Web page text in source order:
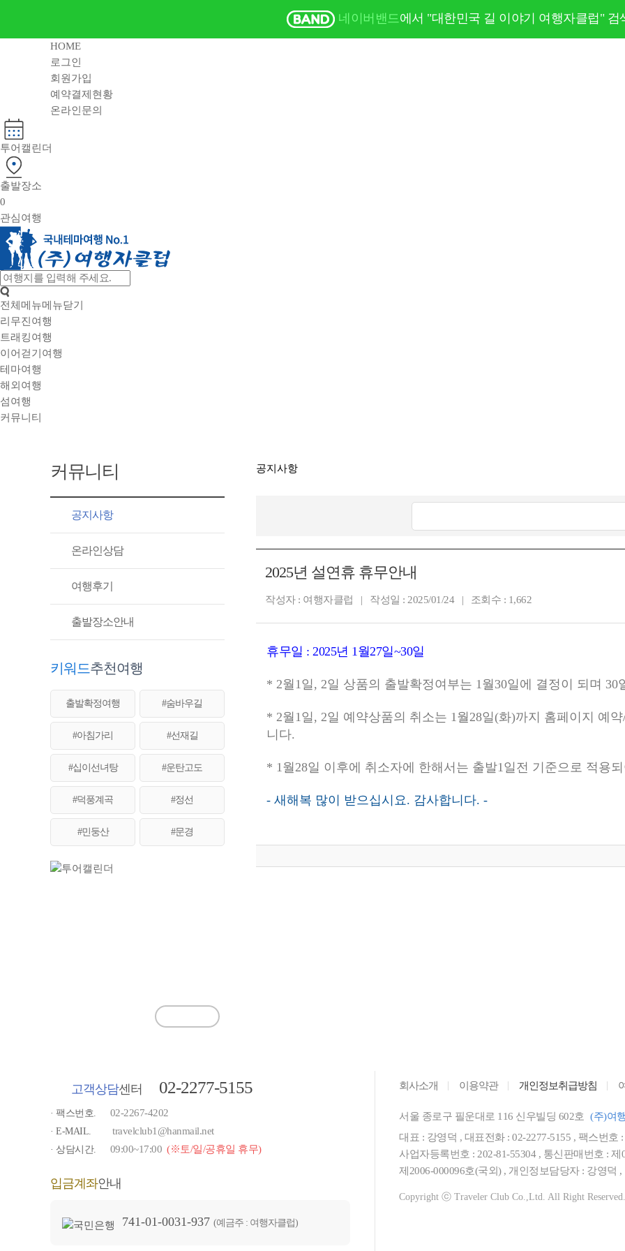
네이버밴드에서 "대한민국 길 이야기 여행자클럽" 검
HOME
로그인
회원가입
예약결제현황
온라인문의
투어캘린더
출발장소
0
관심여행
전체메뉴메뉴닫기
리무진여행
트래킹여행
이어걷기여행
테마여행
해외여행
섬여행
커뮤니티
커뮤니티
공지사항
온라인상담
여행후기
출발장소안내
키워드추천여행
출발확정여행 #숨바우길
#아침가리 #선재길
#십이선녀탕 #운탄고도
#덕풍계곡 #정선
#민둥산 #문경
공지사항
2025년 설연휴 휴무안내
작성자 : 여행자클럽 | 작성일 : 2025/01/24 | 조회수 : 1,662
휴무일 : 2025년 1월27일~30일
* 2월1일, 2일 상품의 출발확정여부는 1월30일에 결정이 되며
* 2월1일, 2일 예약상품의 취소는 1월28일(화)까지 홈페이지 예
니다.
* 1월28일 이후에 취소자에 한해서는 출발1일전 기준으로 적용
- 새해복 많이 받으십시요. 감사합니다. -
[언론보도] 여행자클럽 창립 30주년 기념 속초 힐링 나들이
2026.08.03 [버스좌석관련공지] 버스 좌석 선택방법 및 공지사항
고객상담센터 02-2277-5155
· 팩스번호. 02-2267-4202
· E-MAIL. travelclub1@hanmail.net
· 상담시간. 09:00~17:00 (※토/일/공휴일 휴무)
입금계좌안내
741-01-0031-937(예금주 : 여행자클럽)
회사소개 이용약관 개인정보취급방침
서울 종로구 필운대로 116 신우빌딩 602호 (주)여
대표 : 강영덕 , 대표전화 : 02-2277-5155 , 팩스번호
사업자등록번호 : 202-81-55304 , 통신판매번호 :
제2006-000096호(국외) , 개인정보담당자 : 강영덕
Copyright ⓒ Traveler Club Co.,Ltd. All Right Reserved.